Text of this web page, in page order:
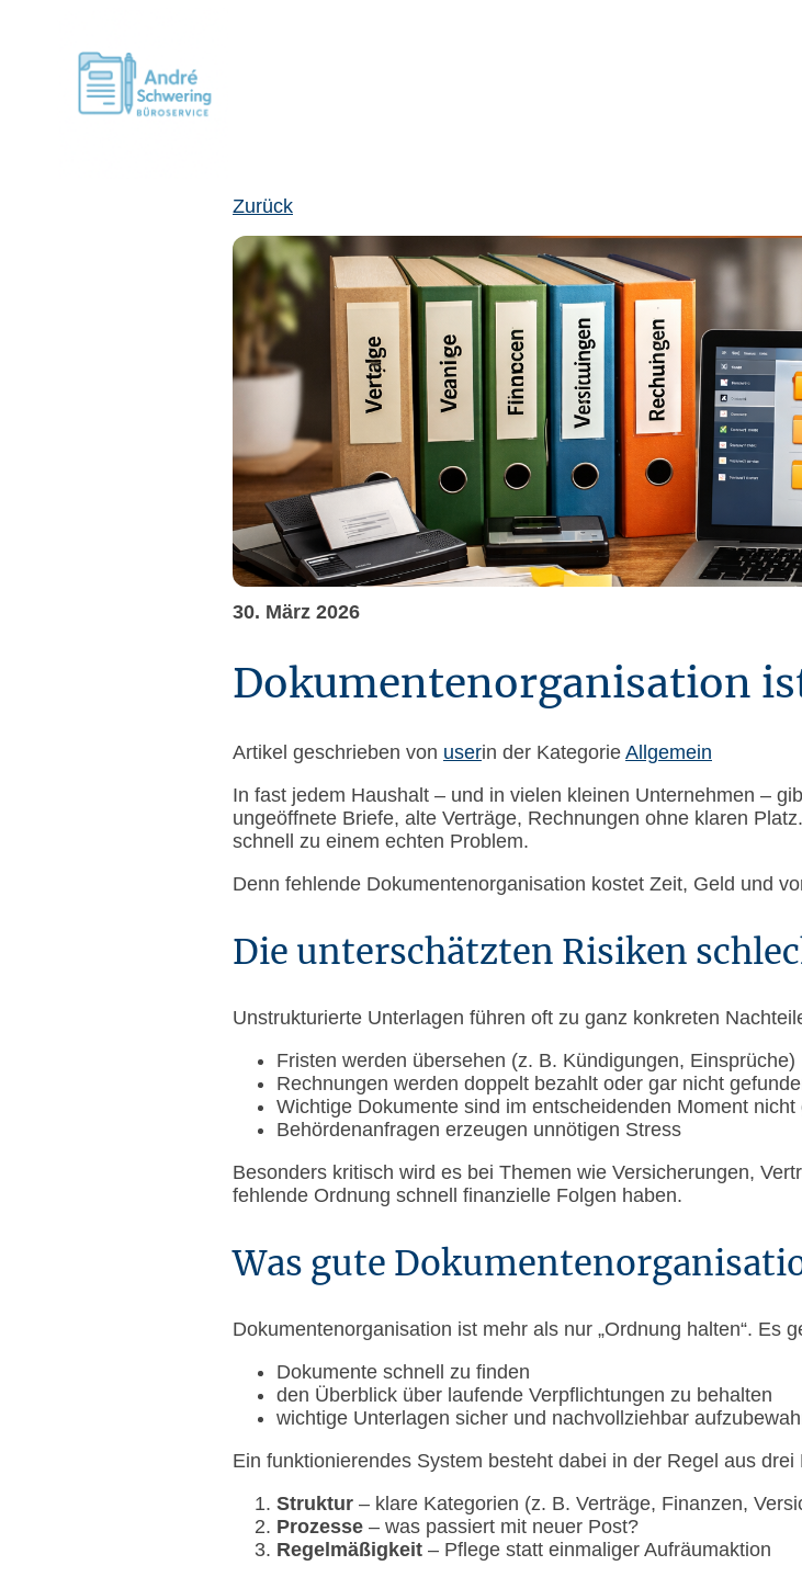
Zurück
30. März 2026
Dokumentenorganisation
Artikel geschrieben von userin der Kategorie Allgemein
In fast jedem Haushalt – und in vielen kleinen Unternehmen –
ungeöffnete Briefe, alte Verträge, Rechnungen ohne klaren
schnell zu einem echten Problem.
Denn fehlende Dokumentenorganisation kostet Zeit, Geld und
Die unterschätzten Risiken
Unstrukturierte Unterlagen führen oft zu ganz konkreten
Fristen werden übersehen (z. B. Kündigungen, Einsprüche)
Rechnungen werden doppelt bezahlt oder gar nicht
Wichtige Dokumente sind im entscheidenden Moment nicht
Behördenanfragen erzeugen unnötigen Stress
Besonders kritisch wird es bei Themen wie Versicherungen,
fehlende Ordnung schnell finanzielle Folgen haben.
Was gute
Dokumentenorganisation ist mehr als nur „Ordnung halten“. Es
Dokumente schnell zu finden
den Überblick über laufende Verpflichtungen zu behalten
wichtige Unterlagen sicher und nachvollziehbar
Ein funktionierendes System besteht dabei in der Regel aus drei
Struktur – klare Kategorien (z. B. Verträge, Finanzen,
Prozesse – was passiert mit neuer Post?
Regelmäßigkeit – Pflege statt einmaliger Aufräumaktion